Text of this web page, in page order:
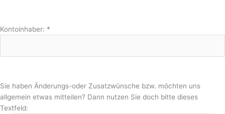
Kontoinhaber: *
Sie haben Änderungs-oder Zusatzwünsche bzw. möchten uns
allgemein etwas mitteilen? Dann nutzen Sie doch bitte dieses
Textfeld: